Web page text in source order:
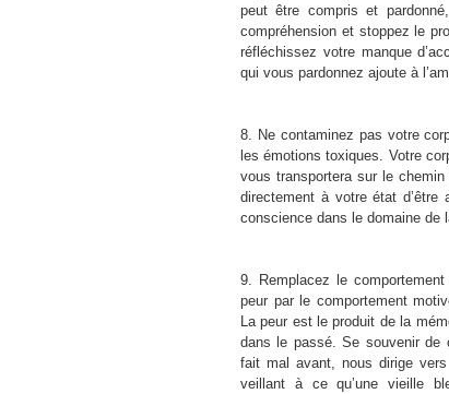
peut être compris et
compréhension et stoppez le
réfléchissez votre manque
qui vous pardonnez ajoute à
8. Ne contaminez pas votre
les émotions toxiques. Votre
vous transportera sur le
directement à votre état
conscience dans le domaine de
9. Remplacez le
peur par le comportement
La peur est le produit de la
dans le passé. Se souvenir de
fait mal avant, nous dirige
veillant à ce qu’une vieille